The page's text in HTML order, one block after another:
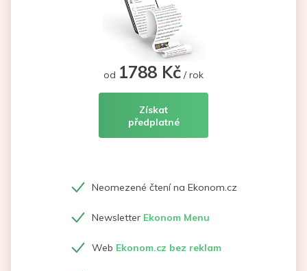
od 1788 Kč / rok
Získat
předplatné
Neomezené čtení na Ekonom.cz
Newsletter Ekonom Menu
Web Ekonom.cz bez reklam